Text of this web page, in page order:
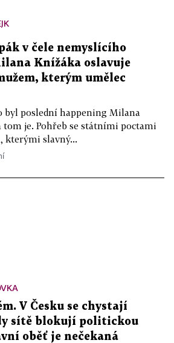
v čele nemyslícího
Knížáka oslavuje
kterým umělec
poslední happening Milana
tom je. Pohřeb se státními poctami
kterými slavný...
V Česku se chystají
sítě blokují politickou
oběť je nečekaná